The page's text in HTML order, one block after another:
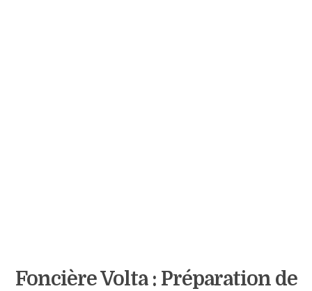
Foncière Volta : Préparation de